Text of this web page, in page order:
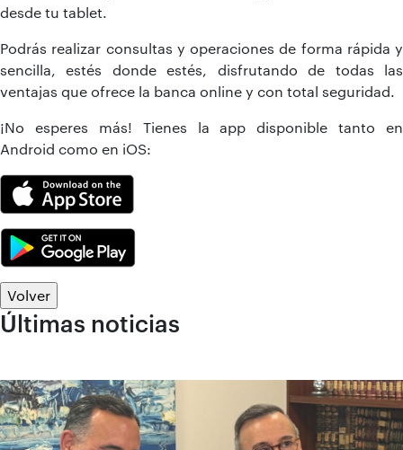
desde tu tablet.
Podrás realizar consultas y operaciones de forma rápida y
sencilla, estés donde estés, disfrutando de todas las
ventajas que ofrece la banca online y con total seguridad.
¡No esperes más! Tienes la app disponible tanto en
Android como en iOS:
Volver
Últimas noticias